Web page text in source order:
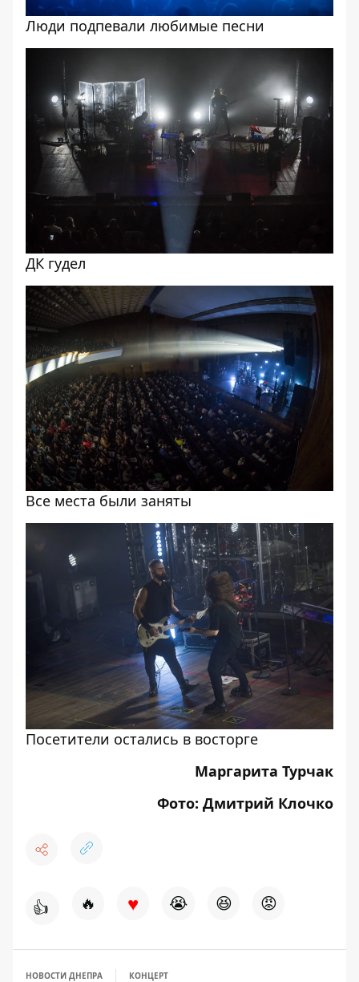
Люди подпевали любимые песни
ДК гудел
Все места были заняты
Посетители остались в восторге
Маргарита Турчак
Фото: Дмитрий Клочко
👍 🔥 ♥ 😭 😆 😡
НОВОСТИ ДНЕПРА КОНЦЕРТ